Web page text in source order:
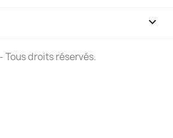
keyboard_arrow_down
Tous droits réservés.